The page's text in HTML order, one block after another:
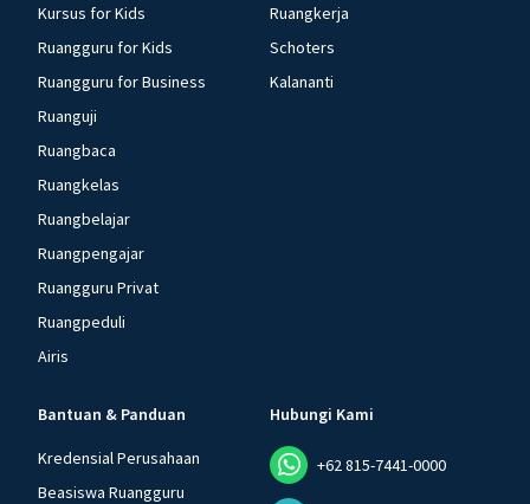
Kursus for Kids
Ruangguru for Kids
Ruangguru for Business
Ruanguji
Ruangbaca
Ruangkelas
Ruangbelajar
Ruangpengajar
Ruangguru Privat
Ruangpeduli
Airis
Ruangkerja
Schoters
Kalananti
Bantuan & Panduan
Kredensial Perusahaan
Beasiswa Ruangguru
Hubungi Kami
+62 815-7441-0000